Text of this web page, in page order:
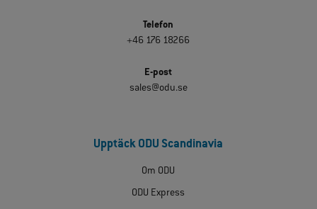
Telefon
+46 176 18266
E-post
sales@odu.se
Upptäck ODU Scandinavia
Om ODU
ODU Express